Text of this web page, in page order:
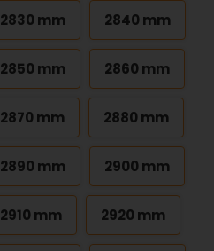
2830 mm 2840 mm
2850 mm 2860 mm
2870 mm 2880 mm
2890 mm 2900 mm
2910 mm 2920 mm